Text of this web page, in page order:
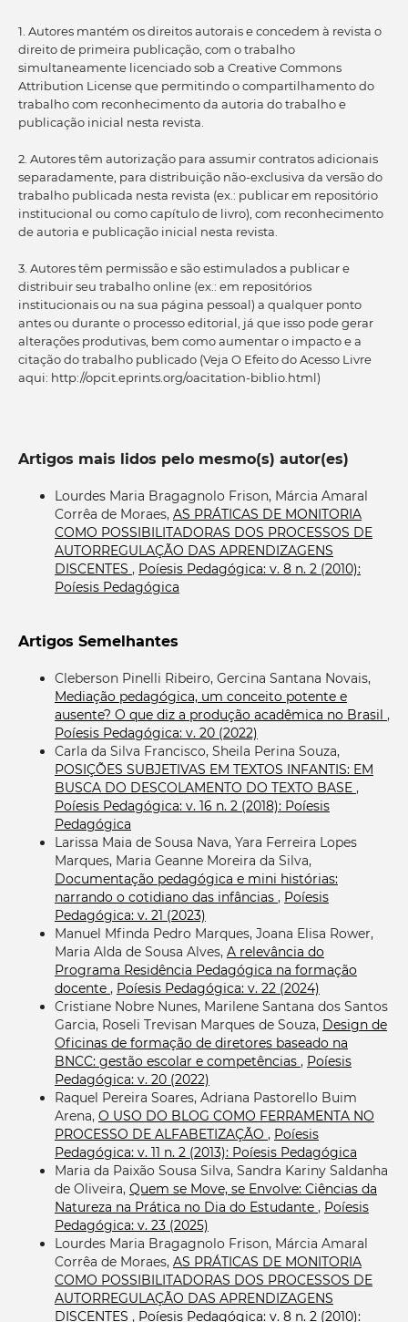
1. Autores mantém os direitos autorais e concedem à revista o
direito de primeira publicação, com o trabalho
simultaneamente licenciado sob a Creative Commons
Attribution License que permitindo o compartilhamento do
trabalho com reconhecimento da autoria do trabalho e
publicação inicial nesta revista.
2. Autores têm autorização para assumir contratos adicionais
separadamente, para distribuição não-exclusiva da versão do
trabalho publicada nesta revista (ex.: publicar em repositório
institucional ou como capítulo de livro), com reconhecimento
de autoria e publicação inicial nesta revista.
3. Autores têm permissão e são estimulados a publicar e
distribuir seu trabalho online (ex.: em repositórios
institucionais ou na sua página pessoal) a qualquer ponto
antes ou durante o processo editorial, já que isso pode gerar
alterações produtivas, bem como aumentar o impacto e a
citação do trabalho publicado (Veja O Efeito do Acesso Livre
aqui: http://opcit.eprints.org/oacitation-biblio.html)
Artigos mais lidos pelo mesmo(s) autor(es)
Lourdes Maria Bragagnolo Frison, Márcia Amaral
Corrêa de Moraes, AS PRÁTICAS DE MONITORIA
COMO POSSIBILITADORAS DOS PROCESSOS DE
AUTORREGULAÇÃO DAS APRENDIZAGENS
DISCENTES , Poíesis Pedagógica: v. 8 n. 2 (2010):
Poíesis Pedagógica
Artigos Semelhantes
Cleberson Pinelli Ribeiro, Gercina Santana Novais,
Mediação pedagógica, um conceito potente e
ausente? O que diz a produção acadêmica no Brasil ,
Poíesis Pedagógica: v. 20 (2022)
Carla da Silva Francisco, Sheila Perina Souza,
POSIÇÕES SUBJETIVAS EM TEXTOS INFANTIS: EM
BUSCA DO DESCOLAMENTO DO TEXTO BASE ,
Poíesis Pedagógica: v. 16 n. 2 (2018): Poíesis
Pedagógica
Larissa Maia de Sousa Nava, Yara Ferreira Lopes
Marques, Maria Geanne Moreira da Silva,
Documentação pedagógica e mini histórias:
narrando o cotidiano das infâncias , Poíesis
Pedagógica: v. 21 (2023)
Manuel Mfinda Pedro Marques, Joana Elisa Rower,
Maria Alda de Sousa Alves, A relevância do
Programa Residência Pedagógica na formação
docente , Poíesis Pedagógica: v. 22 (2024)
Cristiane Nobre Nunes, Marilene Santana dos Santos
Garcia, Roseli Trevisan Marques de Souza, Design de
Oficinas de formação de diretores baseado na
BNCC: gestão escolar e competências , Poíesis
Pedagógica: v. 20 (2022)
Raquel Pereira Soares, Adriana Pastorello Buim
Arena, O USO DO BLOG COMO FERRAMENTA NO
PROCESSO DE ALFABETIZAÇÃO , Poíesis
Pedagógica: v. 11 n. 2 (2013): Poíesis Pedagógica
Maria da Paixão Sousa Silva, Sandra Kariny Saldanha
de Oliveira, Quem se Move, se Envolve: Ciências da
Natureza na Prática no Dia do Estudante , Poíesis
Pedagógica: v. 23 (2025)
Lourdes Maria Bragagnolo Frison, Márcia Amaral
Corrêa de Moraes, AS PRÁTICAS DE MONITORIA
COMO POSSIBILITADORAS DOS PROCESSOS DE
AUTORREGULAÇÃO DAS APRENDIZAGENS
DISCENTES , Poíesis Pedagógica: v. 8 n. 2 (2010):